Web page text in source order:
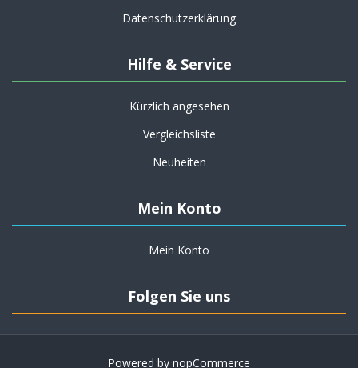
Datenschutzerklärung
Hilfe & Service
Kürzlich angesehen
Vergleichsliste
Neuheiten
Mein Konto
Mein Konto
Folgen Sie uns
Powered by nopCommerce